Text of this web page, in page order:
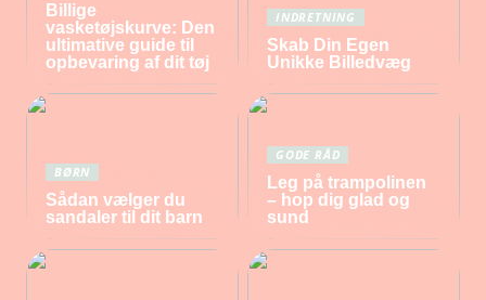
Billige
vasketøjskurve: Den
ultimative guide til
opbevaring af dit tøj
INDRETNING
Skab Din Egen
Unikke Billedvæg
BØRN
Sådan vælger du
sandaler til dit barn
GODE RÅD
Leg på trampolinen
– hop dig glad og
sund